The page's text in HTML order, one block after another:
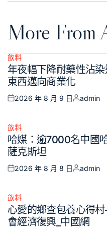
More From
Posted
in
飲料
年夜幅下降耐藥性沾
東西邁向商業化
Posted
2026 年 8 月 9 日
Posted
admin
Posted
in
飲料
哈媒：逾7000名中國
薩克斯坦
Posted
2026 年 8 月 8 日
Posted
admin
Posted
in
飲料
心愛的鄉查包養心得
會經濟復興_中國網